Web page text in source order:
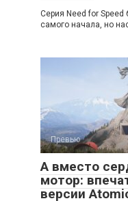
Серия Need for Speed
самого начала, но
Превью
А вместо
мотор:
версии